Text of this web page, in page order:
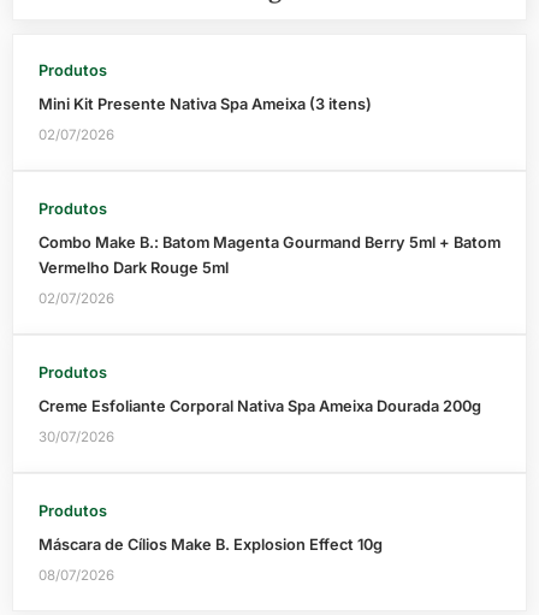
Produtos
Mini Kit Presente Nativa Spa Ameixa (3 itens)
02/07/2026
Produtos
Combo Make B.: Batom Magenta Gourmand Berry 5ml + Batom
Vermelho Dark Rouge 5ml
02/07/2026
Produtos
Creme Esfoliante Corporal Nativa Spa Ameixa Dourada 200g
30/07/2026
Produtos
Máscara de Cílios Make B. Explosion Effect 10g
08/07/2026